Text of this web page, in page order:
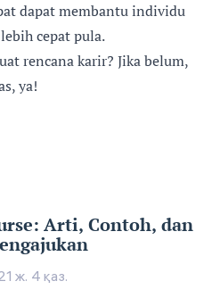
dapat membantu individu
cepat pula.
rencana karir? Jika belum,
ya!
Arti, Contoh, dan
ж. 4 қаз.